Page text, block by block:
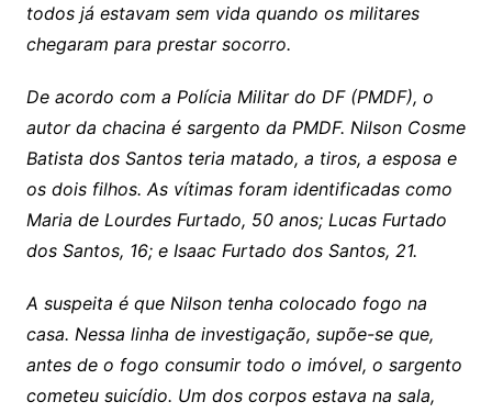
todos já estavam sem vida quando os militares
chegaram para prestar socorro.
De acordo com a Polícia Militar do DF (PMDF), o
autor da chacina é sargento da PMDF. Nilson Cosme
Batista dos Santos teria matado, a tiros, a esposa e
os dois filhos. As vítimas foram identificadas como
Maria de Lourdes Furtado, 50 anos; Lucas Furtado
dos Santos, 16; e Isaac Furtado dos Santos, 21.
A suspeita é que Nilson tenha colocado fogo na
casa. Nessa linha de investigação, supõe-se que,
antes de o fogo consumir todo o imóvel, o sargento
cometeu suicídio. Um dos corpos estava na sala,